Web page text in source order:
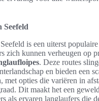
Seefeld
is een uiterst
zich kunnen verheugen op
. Deze routes
en bieden een
met opties die variëren in
Dit maakt het een
als ervaren langlaufers die